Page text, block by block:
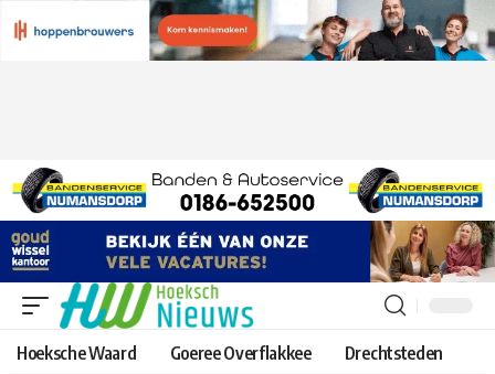
Hoeksche Waard Goeree Overflakkee Drechtsteden